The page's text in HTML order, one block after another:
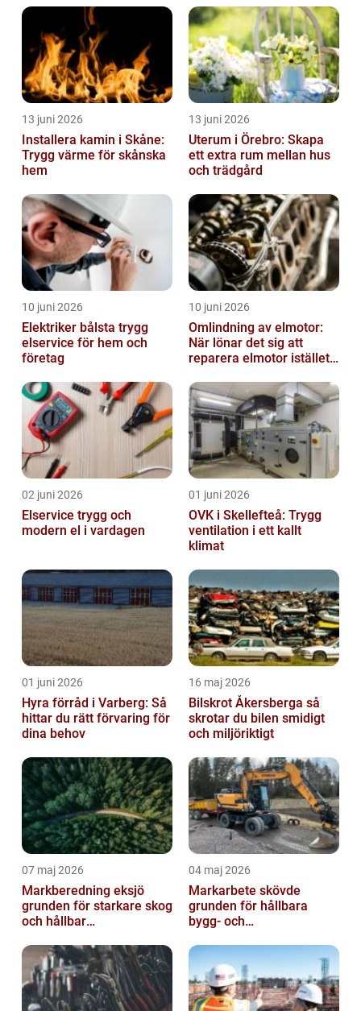
13 juni 2026
Installera kamin i Skåne:
Trygg värme för skånska
hem
13 juni 2026
Uterum i Örebro: Skapa
ett extra rum mellan hus
och trädgård
10 juni 2026
Elektriker bålsta trygg
elservice för hem och
företag
10 juni 2026
Omlindning av elmotor:
När lönar det sig att
reparera elmotor istället
02 juni 2026
Elservice trygg och
modern el i vardagen
01 juni 2026
OVK i Skellefteå: Trygg
ventilation i ett kallt
klimat
01 juni 2026
Hyra förråd i Varberg: Så
hittar du rätt förvaring för
dina behov
16 maj 2026
Bilskrot Åkersberga så
skrotar du bilen smidigt
och miljöriktigt
07 maj 2026
Markberedning eksjö
grunden för starkare skog
och hållbar
04 maj 2026
Markarbete skövde
grunden för hållbara
bygg- och